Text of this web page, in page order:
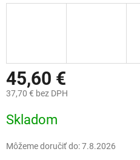
45,60 €
37,70 € bez DPH
cena:
Skladom
Môžeme doručiť do:7.8.2026